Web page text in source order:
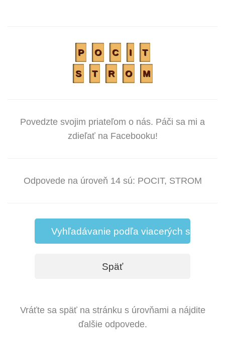
P O C I T
S T R O M
Povedzte svojim priateľom o nás. Páči sa mi a
zdieľať na Facebooku!
Odpovede na úroveň 14 sú: POCIT, STROM
Vyhľadávanie podľa viacerých slov
Späť
Vráťte sa späť na stránku s úrovňami a nájdite
ďalšie odpovede.